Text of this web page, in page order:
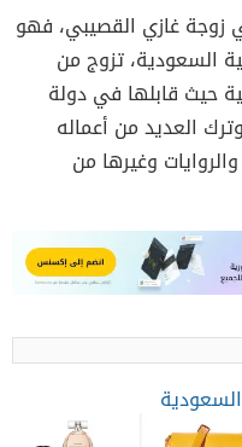
غازي القصيبي، فهو
السعودية، تزوج من
حيث قابلها في دولة
العديد من أعماله
وغيرها من